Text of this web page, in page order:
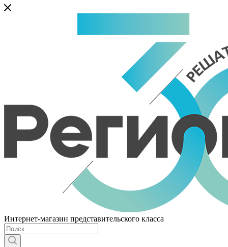
Интернет-магазин представительского класса